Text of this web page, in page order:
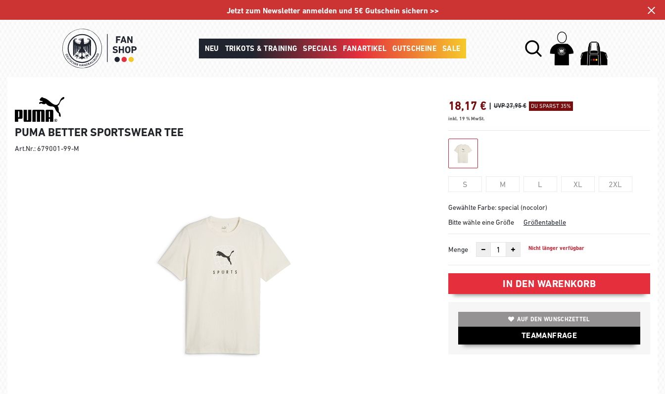
Jetzt zum Newsletter anmelden und 5€ Gutschein sichern >>
NEU TRIKOTS & TRAINING SPECIALS FANARTIKEL GUTSCHEINE SALE
PUMA BETTER SPORTSWEAR TEE
Art.Nr.: 679001-99-M
18,17 € | UVP 27,95 € DU SPARST 35%
inkl. 19 % MwSt.
S M L XL 2XL
Gewählte Farbe: special (nocolor)
Bitte wähle eine Größe
Größentabelle
Menge Nicht länger verfügbar
IN DEN WARENKORB
AUF DEN WUNSCHZETTEL
TEAMANFRAGE